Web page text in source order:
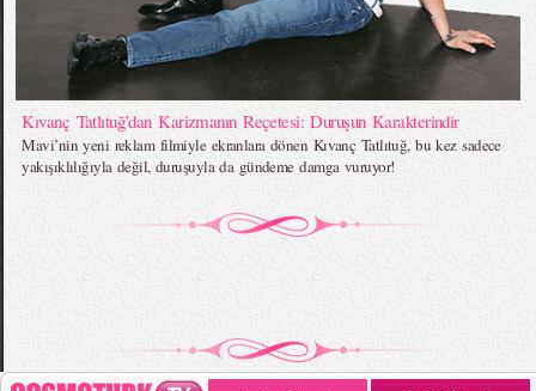
Kıvanç Tatlıtuğ’dan Karizmanın Reçetesi: Duruşun Karakterindir
Mavi’nin yeni reklam filmiyle ekranlara dönen Kıvanç Tatlıtuğ, bu kez sadece
yakışıklılığıyla değil, duruşuyla da gündeme damga vuruyor!